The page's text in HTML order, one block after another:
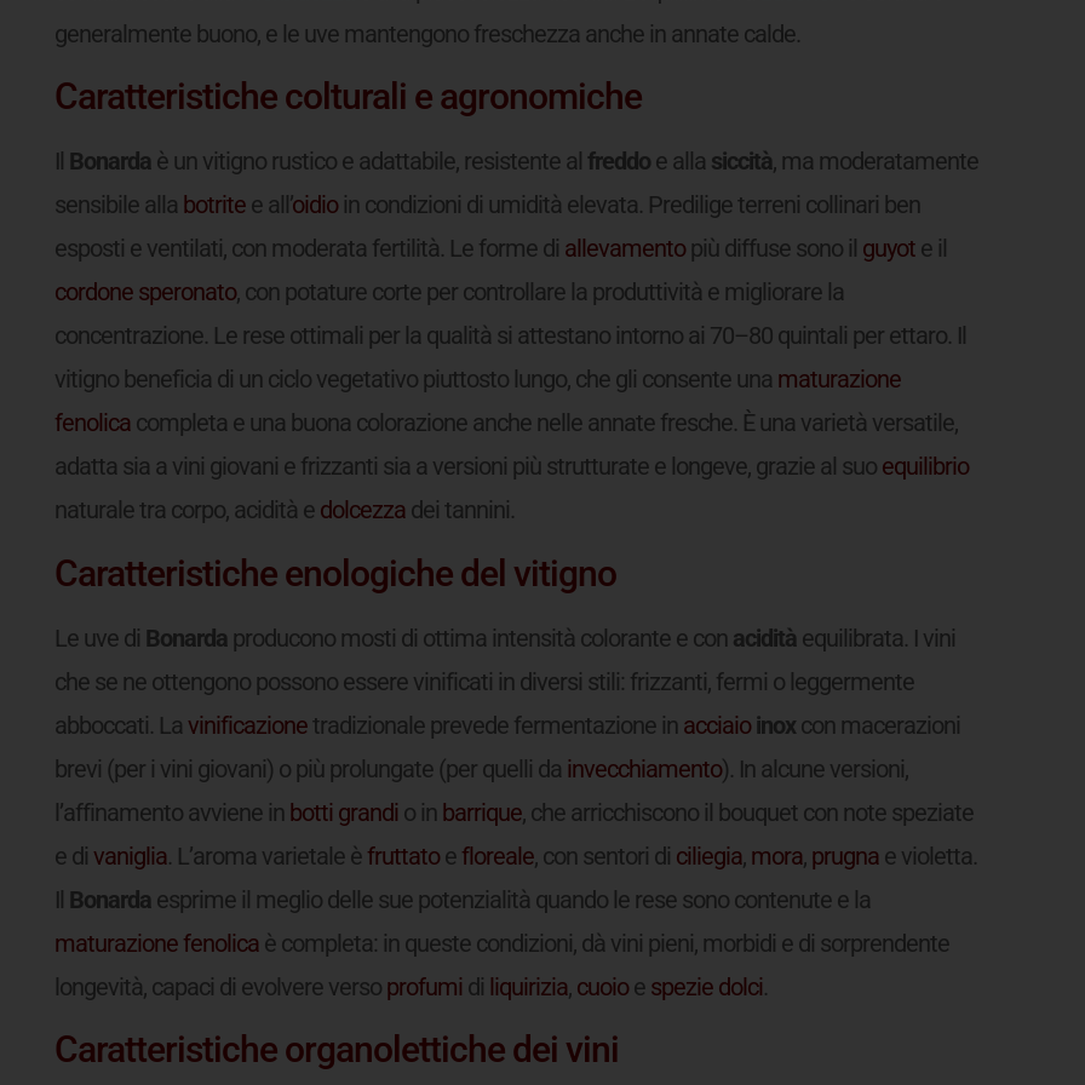
generalmente buono, e le uve mantengono freschezza anche in annate calde.
Caratteristiche colturali e agronomiche
Il Bonardaè un vitigno rustico e adattabile, resistente al freddoe alla siccità, ma moderatamente
sensibile alla botritee all’oidioin condizioni di umidità elevata. Predilige terreni collinari ben
esposti e ventilati, con moderata fertilità. Le forme di allevamentopiù diffuse sono il guyote il
cordone speronato, con potature corte per controllare la produttività e migliorare la
concentrazione. Le rese ottimali per la qualità si attestano intorno ai 70–80 quintali per ettaro. Il
vitigno beneficia di un ciclo vegetativo piuttosto lungo, che gli consente una maturazione
fenolicacompleta e una buona colorazione anche nelle annate fresche. È una varietà versatile,
adatta sia a vini giovani e frizzanti sia a versioni più strutturate e longeve, grazie al suo equilibrio
naturale tra corpo, acidità e dolcezzadei tannini.
Caratteristiche enologiche del vitigno
Le uve di Bonardaproducono mosti di ottima intensità colorante e con aciditàequilibrata. I vini
che se ne ottengono possono essere vinificati in diversi stili: frizzanti, fermi o leggermente
abboccati. La vinificazionetradizionale prevede fermentazione in acciaioinoxcon macerazioni
brevi (per i vini giovani) o più prolungate (per quelli da invecchiamento). In alcune versioni,
l’affinamento avviene in botti grandi o in barrique, che arricchiscono il bouquet con note speziate
e di vaniglia. L’aroma varietale è fruttatoe floreale, con sentori di ciliegia, mora, prugnae violetta.
Il Bonardaesprime il meglio delle sue potenzialità quando le rese sono contenute e la
maturazione fenolicaè completa: in queste condizioni, dà vini pieni, morbidi e di sorprendente
longevità, capaci di evolvere verso profumi di liquirizia, cuoioe spezie dolci.
Caratteristiche organolettiche dei vini